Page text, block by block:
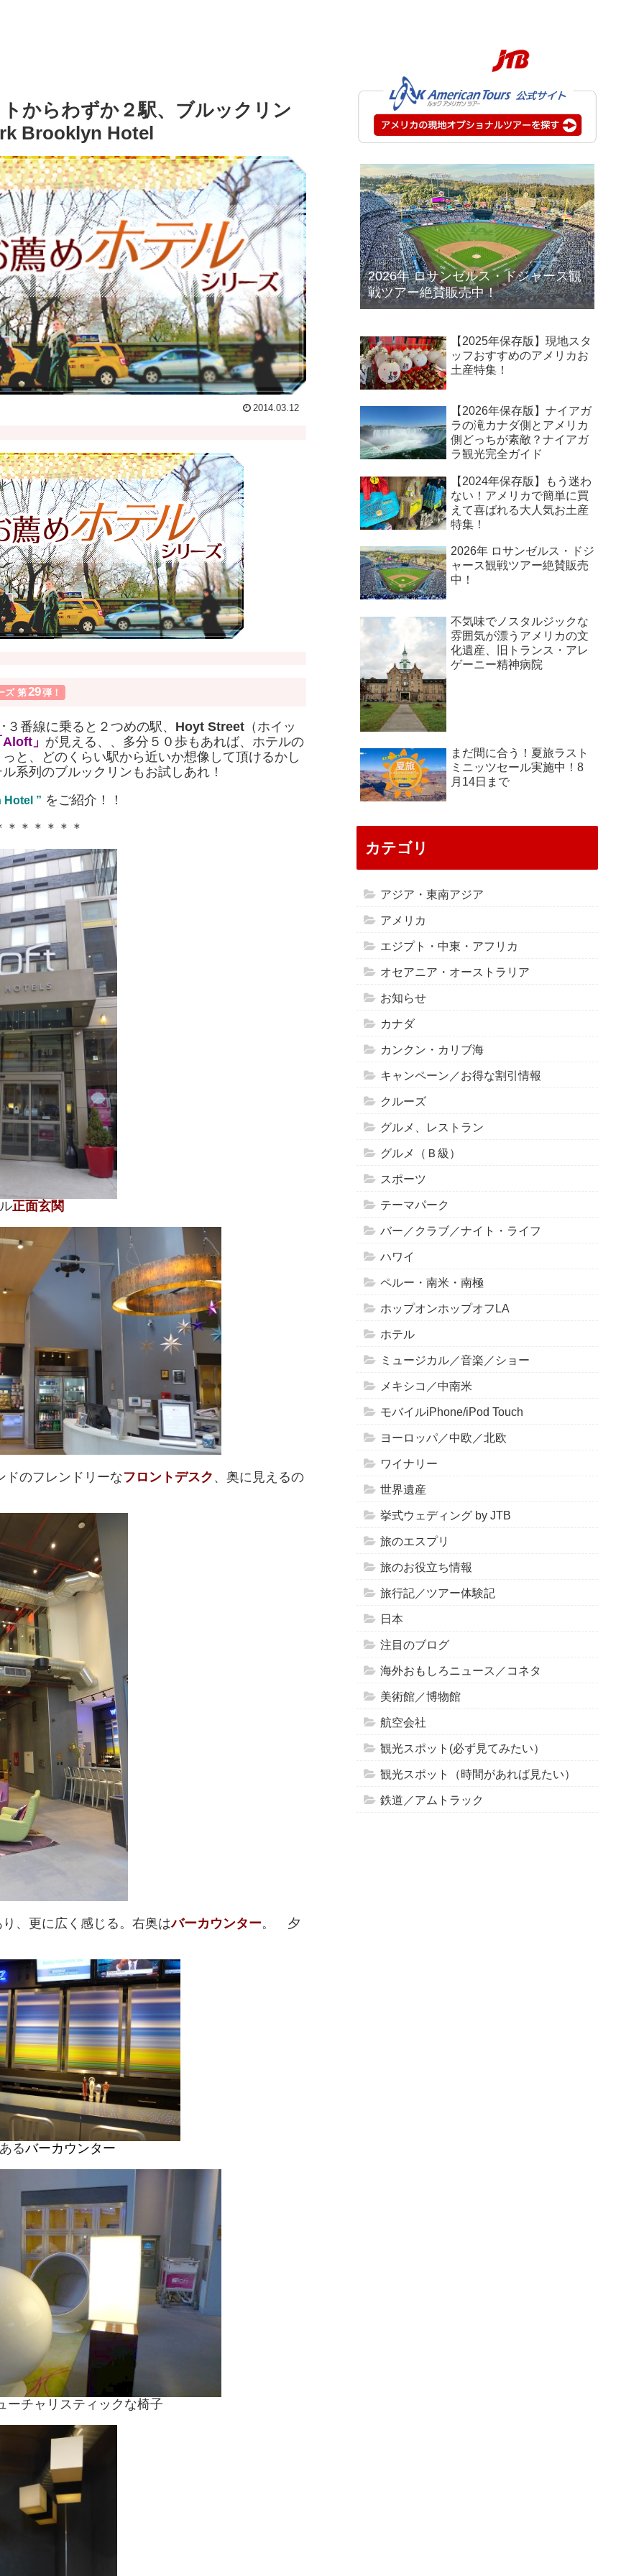
からわずか２駅、ブルックリン
Brooklyn Hotel
2014.03.12
ズ 第29弾！
番線に乗ると２つめの駅、 Hoyt Street （ホイッ
Aloft 」 が見える、、多分５０歩もあれば、ホテルの
と、どのくらい駅から近いか想像して頂けるかし
系列のブルックリンもお試しあれ！
” をご紹介！！
＊＊＊＊＊＊
正面玄関
ドのフレンドリーなフロントデスク 、奥に見えるの
、更に広く感じる。右奥はバーカウンター。 夕
るバーカウンター
チャリスティックな椅子
2026年 ロサンゼルス・ドジャース観
戦ツアー絶賛販売中！
【2025年保存版】現地スタ
ッフおすすめのアメリカお
土産特集！
【2026年保存版】ナイアガ
ラの滝カナダ側とアメリカ
側どっちが素敵？ナイアガ
ラ観光完全ガイド
【2024年保存版】もう迷わ
ない！アメリカで簡単に買
えて喜ばれる大人気お土産
特集！
2026年 ロサンゼルス・ドジ
ャース観戦ツアー絶賛販売
中！
不気味でノスタルジックな
雰囲気が漂うアメリカの文
化遺産、旧トランス・アレ
ゲーニー精神病院
まだ間に合う！夏旅ラスト
ミニッツセール実施中！8
月14日まで
カテゴリ
アジア・東南アジア
アメリカ
エジプト・中東・アフリカ
オセアニア・オーストラリア
お知らせ
カナダ
カンクン・カリブ海
キャンペーン／お得な割引情報
クルーズ
グルメ、レストラン
グルメ（Ｂ級）
スポーツ
テーマパーク
バー／クラブ／ナイト・ライフ
ハワイ
ペルー・南米・南極
ホップオンホップオフLA
ホテル
ミュージカル／音楽／ショー
メキシコ／中南米
モバイルiPhone/iPod Touch
ヨーロッパ／中欧／北欧
ワイナリー
世界遺産
挙式ウェディング by JTB
旅のエスプリ
旅のお役立ち情報
旅行記／ツアー体験記
日本
注目のブログ
海外おもしろニュース／コネタ
美術館／博物館
航空会社
観光スポット(必ず見てみたい）
観光スポット（時間があれば見たい）
鉄道／アムトラック